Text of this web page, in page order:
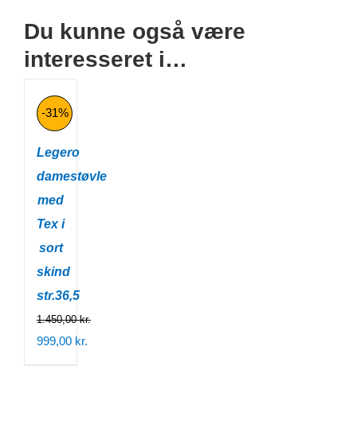
Du kunne også være
interesseret i…
-31%
Legero
damestøvle
med
Tex i
sort
skind
str.36,5
1.450,00kr.
Den
999,00 kr.